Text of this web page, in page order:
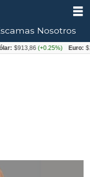
Nosotros
(+0.25%) Euro: $1053,08